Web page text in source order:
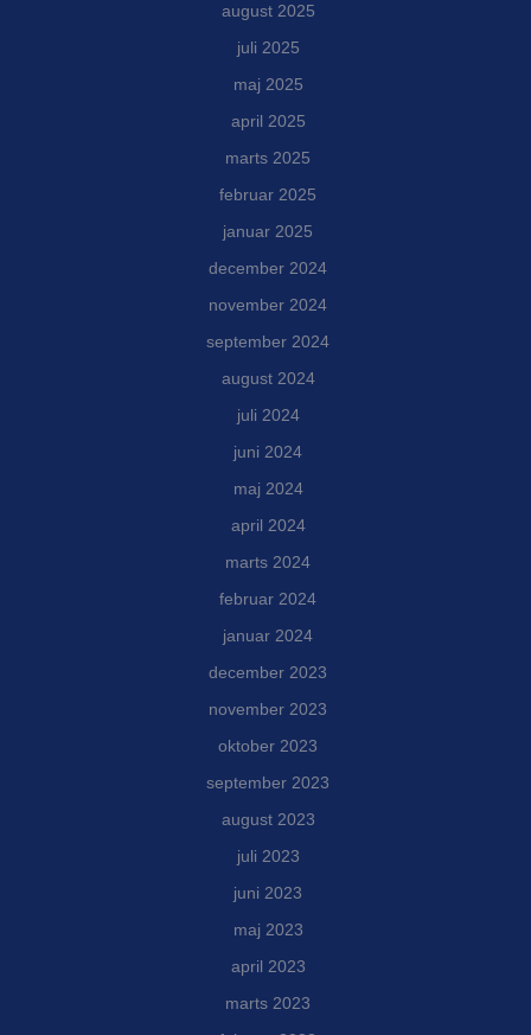
august 2025
juli 2025
maj 2025
april 2025
marts 2025
februar 2025
januar 2025
december 2024
november 2024
september 2024
august 2024
juli 2024
juni 2024
maj 2024
april 2024
marts 2024
februar 2024
januar 2024
december 2023
november 2023
oktober 2023
september 2023
august 2023
juli 2023
juni 2023
maj 2023
april 2023
marts 2023